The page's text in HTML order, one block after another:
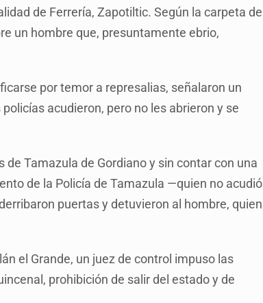
de Ferrería, Zapotiltic. Según la carpeta de
un hombre que, presuntamente ebrio,
por temor a represalias, señalaron un
acudieron, pero no les abrieron y se
Tamazula de Gordiano y sin contar con una
de la Policía de Tamazula —quien no acudió
puertas y detuvieron al hombre, quien
el Grande, un juez de control impuso las
prohibición de salir del estado y de